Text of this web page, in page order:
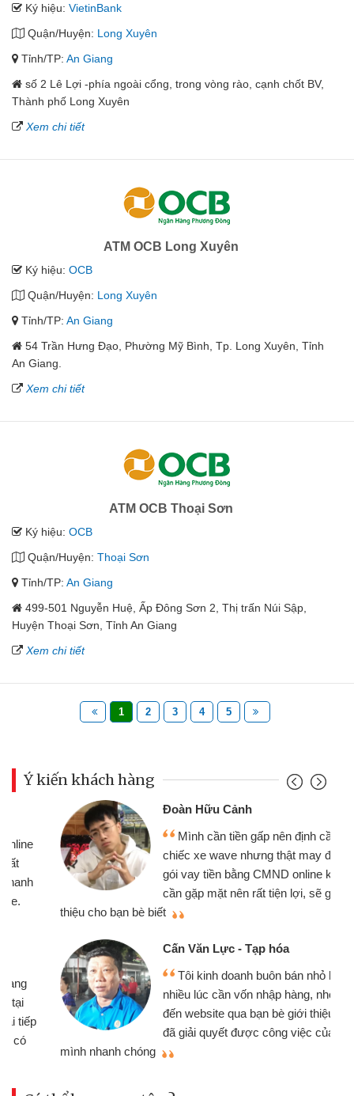
Ký hiệu: VietinBank
Quận/Huyện: Long Xuyên
Tỉnh/TP: An Giang
số 2 Lê Lợi -phía ngoài cổng, trong vòng rào, cạnh chốt BV,
Thành phố Long Xuyên
Xem chi tiết
ATM OCB Long Xuyên
Ký hiệu: OCB
Quận/Huyện: Long Xuyên
Tỉnh/TP: An Giang
54 Trần Hưng Đạo, Phường Mỹ Bình, Tp. Long Xuyên, Tỉnh
An Giang.
Xem chi tiết
ATM OCB Thoại Sơn
Ký hiệu: OCB
Quận/Huyện: Thoại Sơn
Tỉnh/TP: An Giang
499-501 Nguyễn Huệ, Ấp Đông Sơn 2, Thị trấn Núi Sập,
Huyện Thoại Sơn, Tỉnh An Giang
Xem chi tiết
1 2 3 4 5
Ý kiến khách hàng
Đoàn Hữu Cảnh
Mình cần tiền gấp nên định cầm cố
chiếc xe wave nhưng thật may đã có
gói vay tiền bằng CMND online không
cần gặp mặt nên rất tiện lợi, sẽ giới
thiệu cho bạn bè biết
Cấn Văn Lực - Tạp hóa
Tôi kinh doanh buôn bán nhỏ lẻ
nhiều lúc cần vốn nhập hàng, nhờ biết
đến website qua bạn bè giới thiệu tôi
đã giải quyết được công việc của
mình nhanh chóng